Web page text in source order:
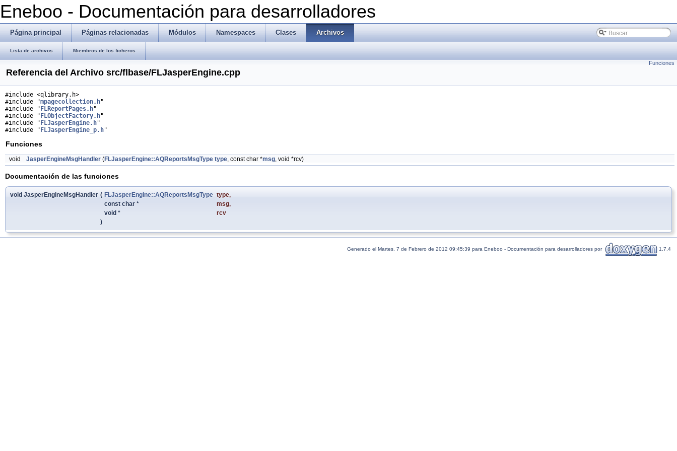
Eneboo - Documentación para desarrolladores
Página principal Páginas relacionadas Módulos Namespaces Clases Archivos
Lista de archivos Miembros de los ficheros
Funciones
Referencia del Archivo src/flbase/FLJasperEngine.cpp
#include <qlibrary.h>
#include "mpagecollection.h"
#include " FLReportPages.h"
#include " FLObjectFactory.h"
#include " FLJasperEngine.h"
#include " FLJasperEngine_p.h"
Funciones
void JasperEngineMsgHandler (FLJasperEngine::AQReportsMsgType type, const char *msg, void *rcv)
Documentación de las funciones
void JasperEngineMsgHandler ( FLJasperEngine::AQReportsMsgType type,
const char *
msg,
void *
rcv
)
Generado el Martes, 7 de Febrero de 2012 09:45:39 para Eneboo - Documentación para desarrolladores por 1.7.4